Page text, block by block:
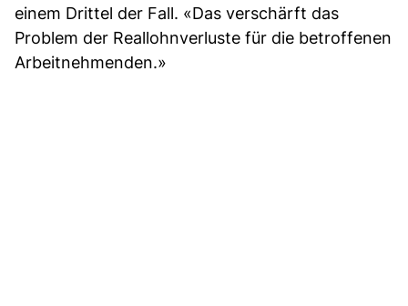
einem Drittel der Fall. «Das verschärft das
Problem der Reallohnverluste für die betroffenen
Arbeitnehmenden.»